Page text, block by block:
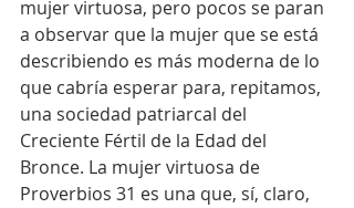
mujer virtuosa, pero pocos se paran
a observar que la mujer que se está
describiendo es más moderna de lo
que cabría esperar para, repitamos,
una sociedad patriarcal del
Creciente Fértil de la Edad del
Bronce. La mujer virtuosa de
Proverbios 31 es una que, sí, claro,